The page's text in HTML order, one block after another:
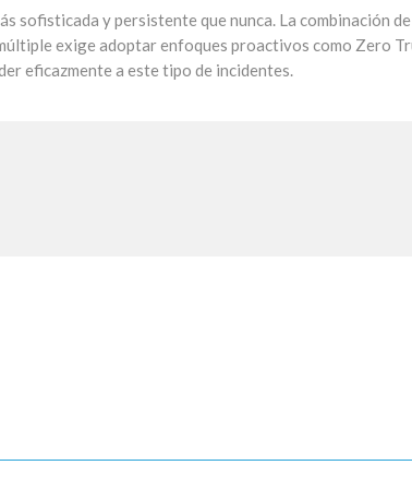
sofisticada y persistente que nunca. La combinación
exige adoptar enfoques proactivos como Zero
eficazmente a este tipo de incidentes.